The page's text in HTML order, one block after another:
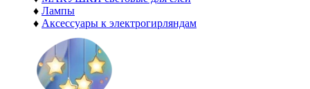
♦ Лампы
♦ Аксессуары к электрогирляндам